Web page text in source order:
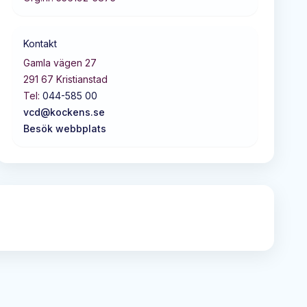
Kontakt
Gamla vägen 27
291 67 Kristianstad
Tel: 044-585 00
vcd@kockens.se
Besök webbplats